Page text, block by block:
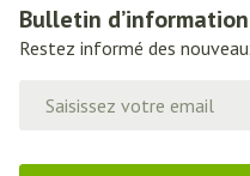
Bulletin d’information
Restez informé des